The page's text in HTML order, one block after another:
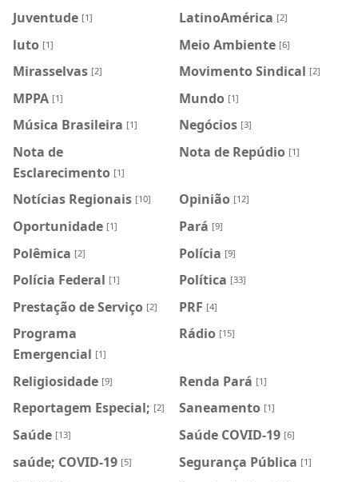
Juventude [1] LatinoAmérica [2]
luto [1] Meio Ambiente [6]
Mirasselvas [2] Movimento Sindical [2]
MPPA [1] Mundo [1]
Música Brasileira [1] Negócios [3]
Nota de
Esclarecimento [1]
Nota de Repúdio [1]
Notícias Regionais [10] Opinião [12]
Oportunidade [1] Pará [9]
Polêmica [2] Polícia [9]
Polícia Federal [1] Política [33]
Prestação de Serviço [2] PRF [4]
Programa
Emergencial [1]
Rádio [15]
Religiosidade [9] Renda Pará [1]
Reportagem Especial; [2] Saneamento [1]
Saúde [13] Saúde COVID-19 [6]
saúde; COVID-19 [5] Segurança Pública [1]